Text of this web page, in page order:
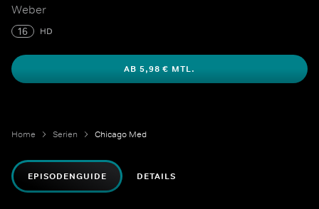
Weber
16 HD
AB 5,98 € MTL.
Home Serien Chicago Med
EPISODENGUIDE DETAILS